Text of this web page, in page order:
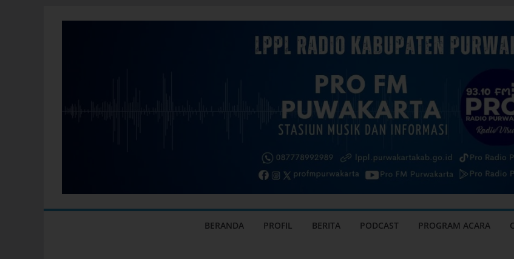
BERANDA PROFIL BERITA PODCAST PROGRAM ACARA